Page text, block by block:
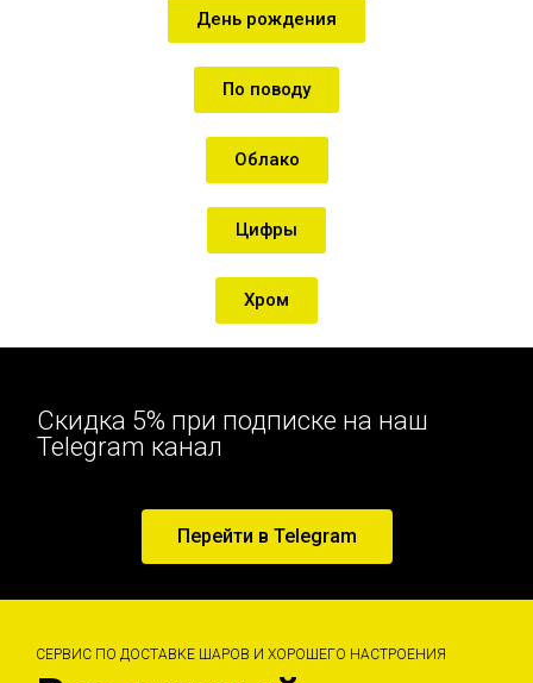
День рождения
По поводу
Облако
Цифры
Хром
Скидка 5% при подписке на наш
Telegram канал
Перейти в Telegram
СЕРВИС ПО ДОСТАВКЕ ШАРОВ И ХОРОШЕГО НАСТРОЕНИЯ